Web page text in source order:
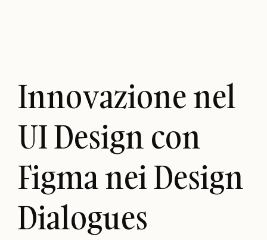
Innovazione nel
UI Design con
Figma nei Design
Dialogues